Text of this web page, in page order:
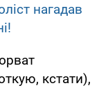
нагадав
кстати),